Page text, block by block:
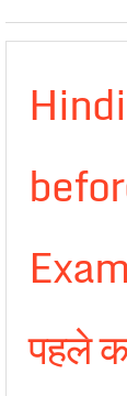
पहले